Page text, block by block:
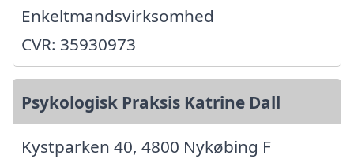
Enkeltmandsvirksomhed
CVR: 35930973
Psykologisk Praksis Katrine Dall
Kystparken 40, 4800 Nykøbing F